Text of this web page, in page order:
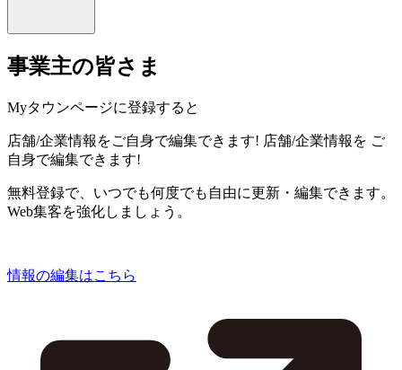
事業主の皆さま
Myタウンページに登録すると
店舗/企業情報をご自身で編集できます! 店舗/企業情報を ご
自身で編集できます!
無料登録で、いつでも何度でも自由に更新・編集できます。
Web集客を強化しましょう。
情報の編集はこちら